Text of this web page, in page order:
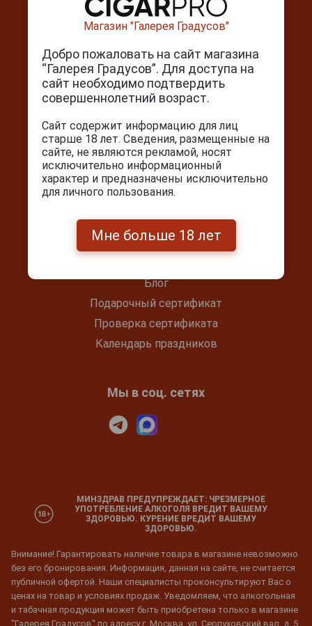
Контакты
г. Москва, Серпуховский вал, д. 5
Ежедневно с 10:00 до 22:00
+7(495) 644-59-95
info@cigarpro.ru
Контакты
Блог
Подарочный сертификат
Проверка сертификата
Календарь праздников
Мы в соц. сетях
МИНЗДРАВ ПРЕДУПРЕЖДАЕТ: ЧРЕЗМЕРНОЕ
УПОТРЕБЛЕНИЕ АЛКОГОЛЯ ВРЕДИТ ВАШЕМУ
ЗДОРОВЬЮ. КУРЕНИЕ ВРЕДИТ ВАШЕМУ
ЗДОРОВЬЮ.
Внимание! Гарантировать наличие товара в магазине невозможно
без его бронирования. Информация, данная на сайте, не считается
публичной офертой. Наши специалисты проконсультируют Вас о
ценах на товар и условиях продаж. Уведомляем, что алкогольная
и табачная продукция может быть приобретена только в магазине
"Галерея Градусов" по адресу г. Москва, ул. Серпуховский вал, д. 5
Магазин "Галерея Градусов"
Добро пожаловать на сайт магазина
“Галерея Градусов”. Для доступа на
сайт необходимо подтвердить
совершеннолетний возраст.
Сайт содержит информацию для лиц
старше 18 лет. Сведения, размещенные на
сайте, не являются рекламой, носят
исключительно информационный
характер и предназначены исключительно
для личного пользования.
Мне больше 18 лет